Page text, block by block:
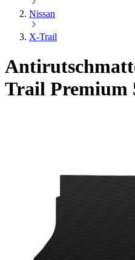
Nissan
X-Trail
Trail Premium